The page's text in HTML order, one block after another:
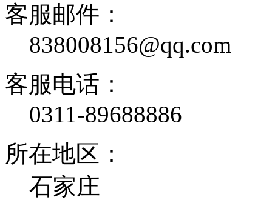
客服邮件：
838008156@qq.com
客服电话：
0311-89688886
所在地区：
石家庄